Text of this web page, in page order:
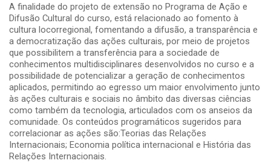
A finalidade do projeto de extensão no Programa de Ação e
Difusão Cultural do curso, está relacionado ao fomento à
cultura locorregional, fomentando a difusão, a transparência e
a democratização das ações culturais, por meio de projetos
que possibilitem a transferência para a sociedade de
conhecimentos multidisciplinares desenvolvidos no curso e a
possibilidade de potencializar a geração de conhecimentos
aplicados, permitindo ao egresso um maior envolvimento junto
às ações culturais e sociais no âmbito das diversas ciências
como também da tecnologia, articulados com os anseios da
comunidade. Os conteúdos programáticos sugeridos para
correlacionar as ações são:Teorias das Relações
Internacionais; Economia política internacional e História das
Relações Internacionais.